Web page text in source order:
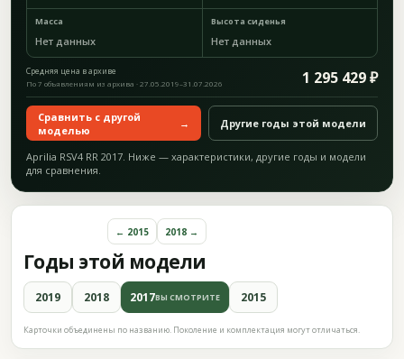
Масса
Нет данных
Высота сиденья
Нет данных
Средняя цена в архиве 1 295 429 ₽
По 7 объявлениям из архива · 27.05.2019–31.07.2026
Сравнить с другой
моделью
→ Другие годы этой модели
Aprilia RSV4 RR 2017. Ниже — характеристики, другие годы и модели
для сравнения.
Годы этой модели
← 2015 2018 →
2019 2018 2017ВЫ СМОТРИТЕ 2015
Карточки объединены по названию. Поколение и комплектация могут отличаться.